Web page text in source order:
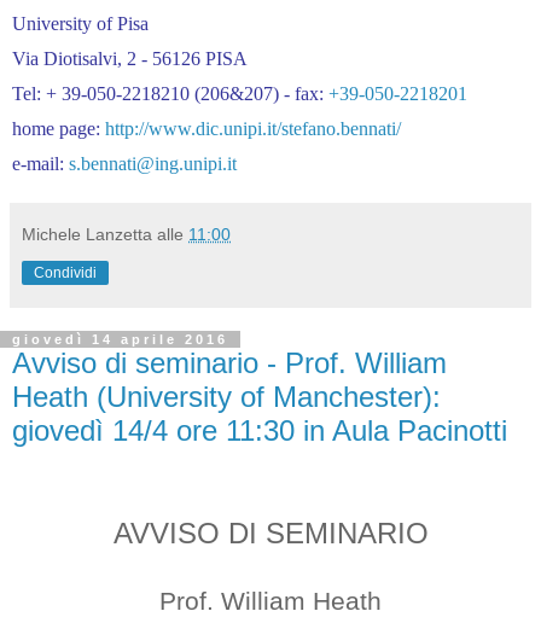
University of Pisa
Via Diotisalvi, 2 - 56126 PISA
Tel: + 39-050-2218210 (206&207) - fax: +39-050-2218201
home page: http://www.dic.unipi.it/stefano.bennati/
e-mail: s.bennati@ing.unipi.it
Michele Lanzetta alle 11:00
Condividi
giovedì 14 aprile 2016
Avviso di seminario - Prof. William
Heath (University of Manchester):
giovedì 14/4 ore 11:30 in Aula Pacinotti
AVVISO DI SEMINARIO
Prof. William Heath